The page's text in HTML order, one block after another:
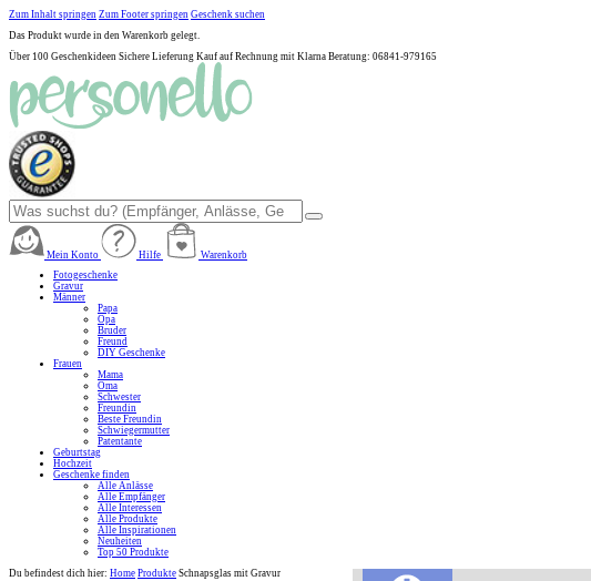
Zum Inhalt springen Zum Footer springen Geschenk suchen
Das Produkt wurde in den Warenkorb gelegt.
Über 100 Geschenkideen Sichere Lieferung Kauf auf Rechnung mit Klarna Beratung: 06841-979165
Mein Konto Hilfe
Warenkorb
Fotogeschenke
Gravur
Männer
Papa
Opa
Bruder
Freund
DIY Geschenke
Frauen
Mama
Oma
Schwester
Freundin
Beste Freundin
Schwiegermutter
Patentante
Geburtstag
Hochzeit
Geschenke finden
Alle Anlässe
Alle Empfänger
Alle Interessen
Alle Produkte
Alle Inspirationen
Neuheiten
Top 50 Produkte
Du befindest dich hier: Home Produkte Schnapsglas mit Gravur